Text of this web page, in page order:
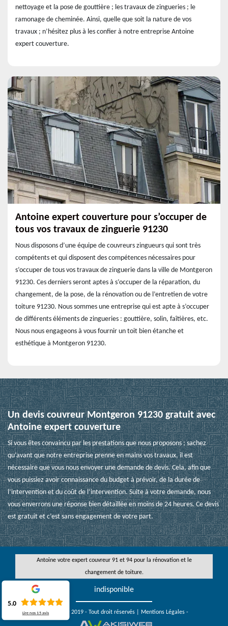
nettoyage et la pose de gouttière ; les travaux de zingueries ; le
ramonage de cheminée. Ainsi, quelle que soit la nature de vos
travaux ; n’hésitez plus à les confier à notre entreprise Antoine
expert couverture.
Antoine expert couverture pour s’occuper de
tous vos travaux de zinguerie 91230
Nous disposons d’une équipe de couvreurs zingueurs qui sont très
compétents et qui disposent des compétences nécessaires pour
s’occuper de tous vos travaux de zinguerie dans la ville de Montgeron
91230. Ces derniers seront aptes à s’occuper de la réparation, du
changement, de la pose, de la rénovation ou de l’entretien de votre
toiture 91230. Nous sommes une entreprise qui est apte à s’occuper
de différents éléments de zingueries : gouttière, solin, faîtières, etc.
Nous nous engageons à vous fournir un toit bien étanche et
esthétique à Montgeron 91230.
Un devis couvreur Montgeron 91230 gratuit avec
Antoine expert couverture
Si vous êtes convaincu par les prestations que nous proposons ; sachez
qu’avant que notre entreprise prenne en mains vos travaux, il est
nécessaire que vous nous envoyer une demande de devis. Cela, afin que
vous puissiez avoir connaissance du budget à prévoir, de la durée de
l’intervention et du coût de l’intervention. Suite à votre demande, nous
vous enverrons une réponse bien détaillée en moins de 24 heures. Ce devis
est gratuit et c’est sans engagement de votre part.
Antoine votre expert couvreur 91et 94 pour la rénovation et le
changement de toiture.
indisponible
Copyright © 2019 - Tout droit réservés | Mentions Légales -
5.0
Lire nos15 avis